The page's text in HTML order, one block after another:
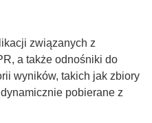
związanych z
a także odnośniki do
wyników, takich jak zbiory
pobierane z